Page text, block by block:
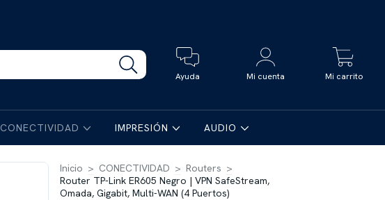
Ayuda Mi cuenta Mi carrito
CONECTIVIDAD IMPRESIÓN AUDIO
Inicio > CONECTIVIDAD > Routers >
Router TP-Link ER605 Negro | VPN SafeStream,
Omada, Gigabit, Multi-WAN (4 Puertos)